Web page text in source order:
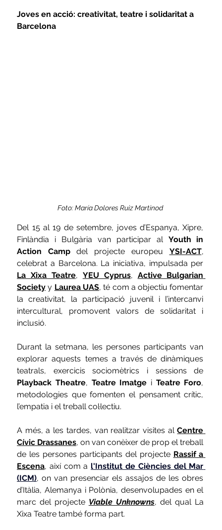
Joves en acció: creativitat, teatre i solidaritat a
Barcelona
Foto: María Dolores Ruiz Martinod
Del 15 al 19 de setembre, joves d’Espanya, Xipre,
Finlàndia i Bulgària van participar al Youth in
Action Camp
del projecte europeu YSI-ACT,
celebrat a Barcelona. La iniciativa, impulsada per
La Xixa Teatre, YEU Cyprus, Active Bulgarian
Society y Laurea UAS, té com a objectiu fomentar
la creativitat, la participació juvenil i l’intercanvi
intercultural, promovent valors de solidaritat i
inclusió.
Durant la setmana, les persones participants van
explorar aquests temes a través de dinàmiques
Playback Theatre, Teatre Imatge i Teatre Foro,
metodologies que fomenten el pensament crític,
l’empatia i el treball col·lectiu.
A més, a les tardes, van realitzar visites al Centre
Cívic Drassanes, on van conèixer de prop el treball
de les persones participants del projecte Rassif a
Escena, així com a l'Institut de Ciències del Mar
(ICM), on van presenciar els assajos de les obres
d’Itàlia, Alemanya i Polònia, desenvolupades en el
marc del projecte Viable Unknowns, del qual La
Xixa Teatre també forma part.